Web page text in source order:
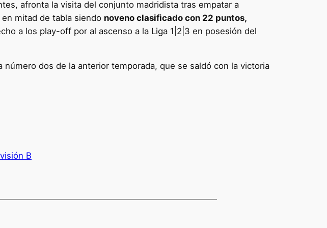
afronta la visita del conjunto madridista tras empatar a
mitad de tabla siendo noveno clasificado con 22 puntos,
a los play-off por al ascenso a la Liga 1|2|3 en posesión del
dos de la anterior temporada, que se saldó con la victoria
B